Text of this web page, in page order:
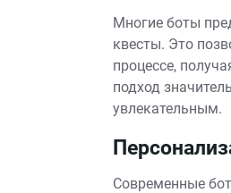
Многие боты
квесты. Это
процессе,
подход
увлекательным.
Современные